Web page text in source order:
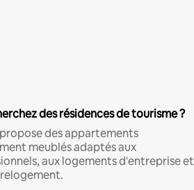
des résidences de tourisme ?
des appartements
meublés adaptés aux
aux logements d'entreprise et